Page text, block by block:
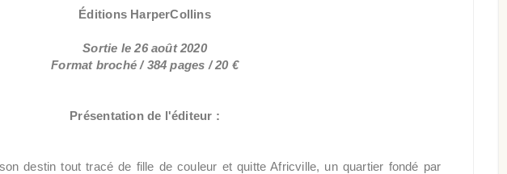
Éditions HarperCollins
Sortie le 26 août 2020
Format broché / 384 pages /20 €
Présentation de l'éditeur :
destin tout tracé de fille de couleur et quitte Africville, un quartier fondé par